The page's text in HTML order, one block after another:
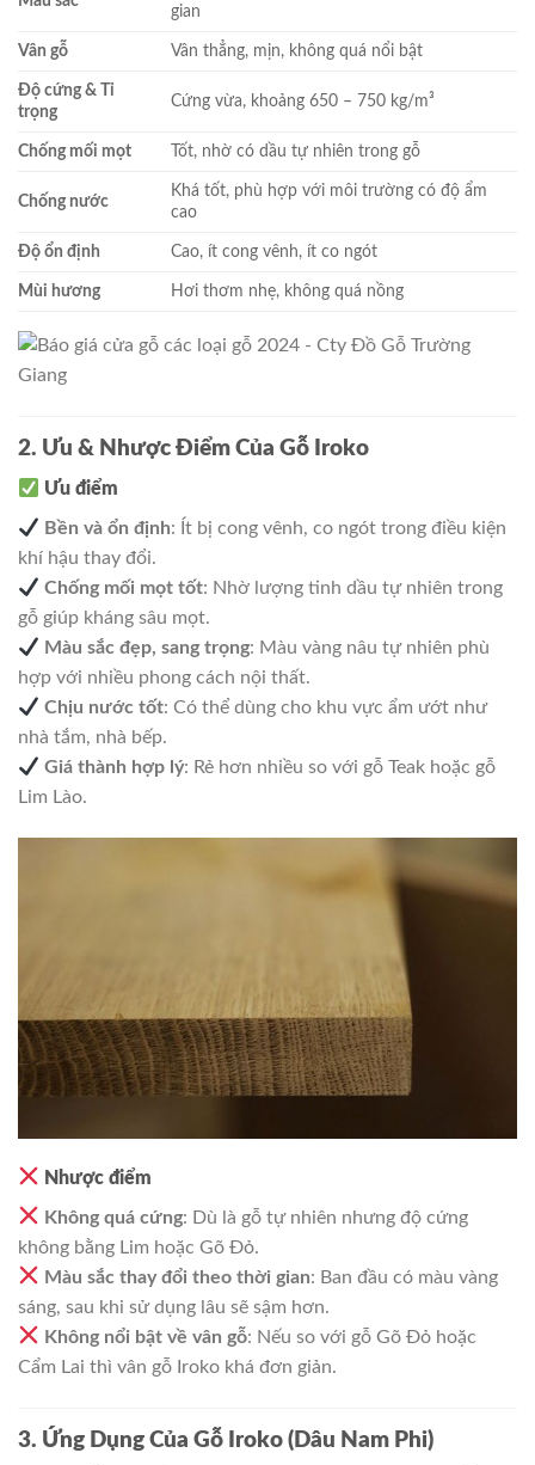
gian
Vân gỗ Vân thẳng, mịn, không quá nổi bật
Độ cứng & Tỉ
trọng
Cứng vừa, khoảng 650 – 750 kg/m³
Chống mối mọt Tốt, nhờ có dầu tự nhiên trong gỗ
Chống nước
Khá tốt, phù hợp với môi trường có độ ẩm
cao
Độ ổn định Cao, ít cong vênh, ít co ngót
Mùi hương Hơi thơm nhẹ, không quá nồng
2. Ưu & Nhược Điểm Của Gỗ Iroko
Ưu điểm
Bền và ổn định: Ít bị cong vênh, co ngót trong điều kiện
khí hậu thay đổi.
Chống mối mọt tốt: Nhờ lượng tinh dầu tự nhiên trong
gỗ giúp kháng sâu mọt.
Màu sắc đẹp, sang trọng: Màu vàng nâu tự nhiên phù
hợp với nhiều phong cách nội thất.
Chịu nước tốt: Có thể dùng cho khu vực ẩm ướt như
nhà tắm, nhà bếp.
Giá thành hợp lý: Rẻ hơn nhiều so với gỗ Teak hoặc gỗ
Lim Lào.
Nhược điểm
Không quá cứng: Dù là gỗ tự nhiên nhưng độ cứng
không bằng Lim hoặc Gõ Đỏ.
Màu sắc thay đổi theo thời gian: Ban đầu có màu vàng
sáng, sau khi sử dụng lâu sẽ sậm hơn.
Không nổi bật về vân gỗ: Nếu so với gỗ Gõ Đỏ hoặc
Cẩm Lai thì vân gỗ Iroko khá đơn giản.
3. Ứng Dụng Của Gỗ Iroko (Dâu Nam Phi)